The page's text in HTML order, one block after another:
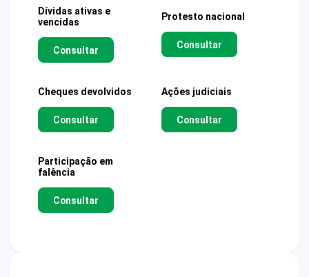
Dívidas ativas e
vencidas
Consultar
Protesto nacional
Consultar
Cheques devolvidos
Consultar
Ações judiciais
Consultar
Participação em
falência
Consultar